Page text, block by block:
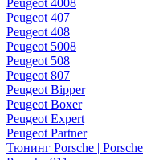
Peugeot 4008
Peugeot 407
Peugeot 408
Peugeot 5008
Peugeot 508
Peugeot 807
Peugeot Bipper
Peugeot Boxer
Peugeot Expert
Peugeot Partner
Тюнинг Porsche | Porsche